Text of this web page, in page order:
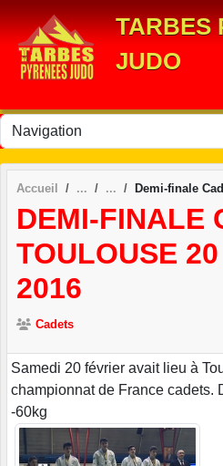
TARBES
JUDO
Accueil Demi-finale
DEMI-FINALE
TOULOUSE
2016
Cadets
Samedi 20 février avait lieu à
championnat de France cadets.
-60kg
Panneau de gestion des cookies